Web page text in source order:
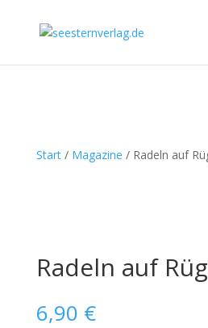
Start/ Magazine / Radeln auf
Radeln auf
6,90 €